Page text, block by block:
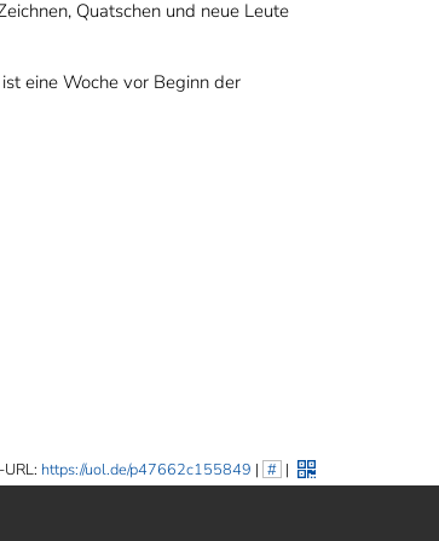
Quatschen und neue Leute
eine Woche vor Beginn der
URL: https://uol.de/p47662c155849 | # |